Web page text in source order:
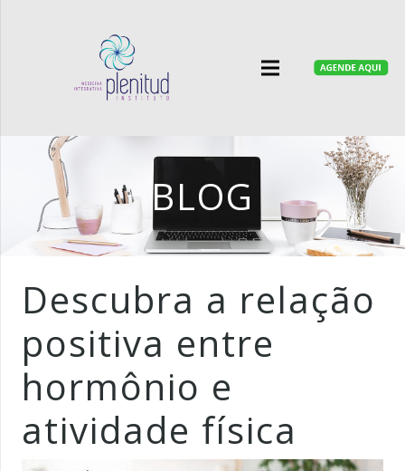
BLOG
Descubra a relação
positiva entre
hormônio e
atividade física